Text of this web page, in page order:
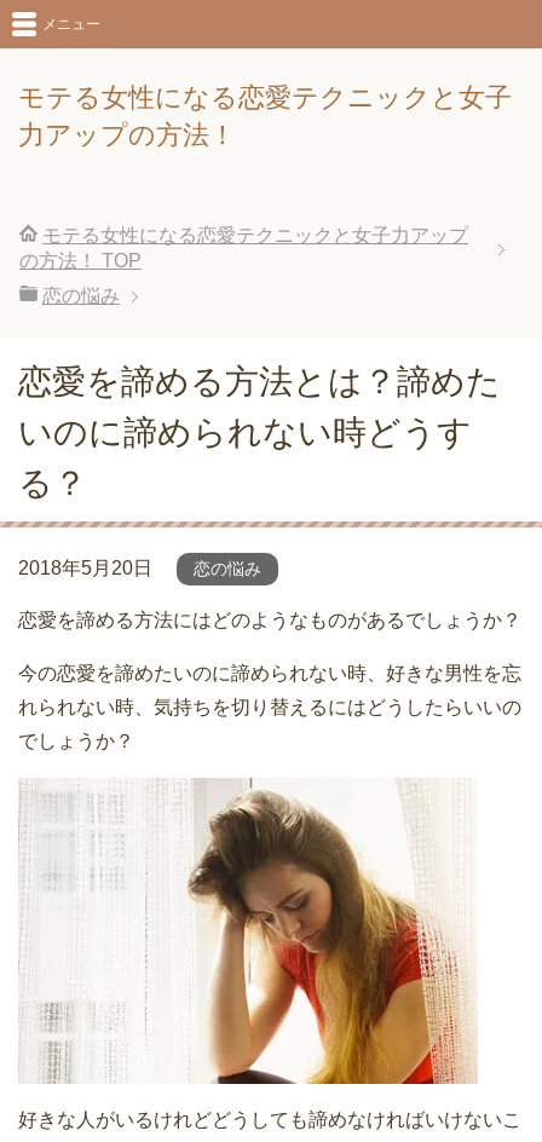
モテる女性になる恋愛テクニックと女子
力アップの方法！
メニュー
モテる女性になる恋愛テクニックと女子力アップ
の方法！
TOP
恋の悩み
恋愛を諦める方法とは？諦めた
いのに諦められない時どうす
る？
2018年5月20日 恋の悩み
恋愛を諦める方法にはどのようなものがあるでしょうか？
今の恋愛を諦めたいのに諦められない時、好きな男性を忘
れられない時、気持ちを切り替えるにはどうしたらいいの
でしょうか？
好きな人がいるけれどどうしても諦めなければいけないこ